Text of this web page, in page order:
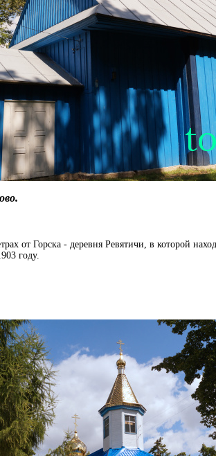
от Горска - деревня Ревятичи, в которой
году.